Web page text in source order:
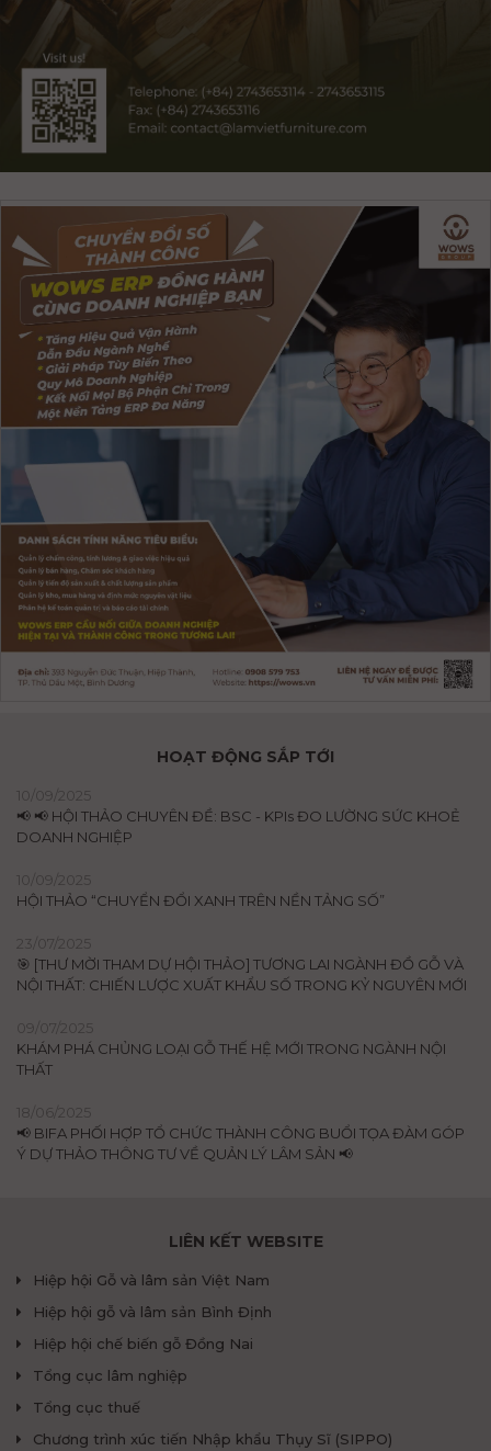
HOẠT ĐỘNG SẮP TỚI
10/09/2025
📢 📢 HỘI THẢO CHUYÊN ĐỀ: BSC - KPIs ĐO LƯỜNG SỨC KHOẺ
DOANH NGHIỆP
10/09/2025
HỘI THẢO “CHUYỂN ĐỔI XANH TRÊN NỀN TẢNG SỐ”
23/07/2025
🎯 [THƯ MỜI THAM DỰ HỘI THẢO] TƯƠNG LAI NGÀNH ĐỒ GỖ VÀ
NỘI THẤT: CHIẾN LƯỢC XUẤT KHẨU SỐ TRONG KỶ NGUYÊN MỚI
09/07/2025
KHÁM PHÁ CHỦNG LOẠI GỖ THẾ HỆ MỚI TRONG NGÀNH NỘI
THẤT
18/06/2025
📢 BIFA PHỐI HỢP TỔ CHỨC THÀNH CÔNG BUỔI TỌA ĐÀM GÓP
Ý DỰ THẢO THÔNG TƯ VỀ QUẢN LÝ LÂM SẢN 📢
LIÊN KẾT WEBSITE
Hiệp hội Gỗ và lâm sản Việt Nam
Hiệp hội gỗ và lâm sản Bình Định
Hiệp hội chế biến gỗ Đồng Nai
Tổng cục lâm nghiệp
Tổng cục thuế
Chương trình xúc tiến Nhập khẩu Thụy Sĩ (SIPPO)